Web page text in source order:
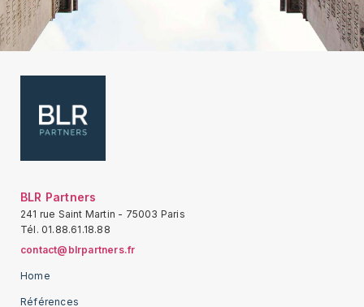
BLR Partners
241 rue Saint Martin - 75003 Paris
Tél. 01.88.61.18.88
contact@blrpartners.fr
Home
Références